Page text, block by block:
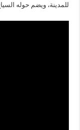
للمدينة، ويضم حوله